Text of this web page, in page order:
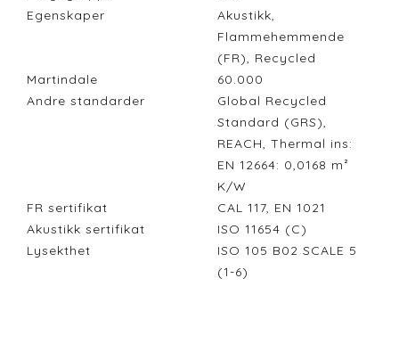
Egenskaper
Akustikk,
Flammehemmende
(FR), Recycled
Martindale
60.000
Andre standarder
Global Recycled
Standard (GRS),
REACH, Thermal ins:
EN 12664: 0,0168 m²
K/W
FR sertifikat
CAL 117, EN 1021
Akustikk sertifikat
ISO 11654 (C)
Lysekthet
ISO 105 B02 SCALE 5
(1-6)